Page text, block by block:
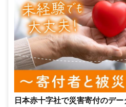
日本赤十字社で災害寄付のデー